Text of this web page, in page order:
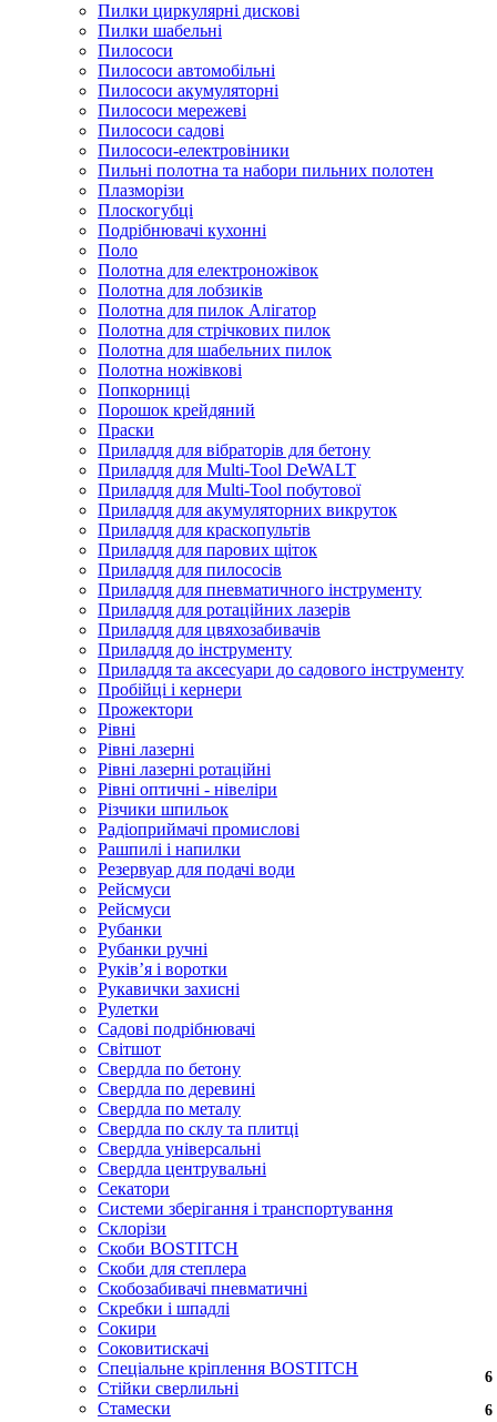
Пилки циркулярні дискові
Пилки шабельні
Пилососи
Пилососи автомобільні
Пилососи акумуляторні
Пилососи мережеві
Пилососи садові
Пилососи-електровіники
Пильні полотна та набори пильних полотен
Плазморізи
Плоскогубці
Подрібнювачі кухонні
Поло
Полотна для електроножівок
Полотна для лобзиків
Полотна для пилок Алігатор
Полотна для стрічкових пилок
Полотна для шабельних пилок
Полотна ножівкові
Попкорниці
Порошок крейдяний
Праски
Приладдя для вібраторів для бетону
Приладдя для Multi-Tool DeWALT
Приладдя для Multi-Tool побутової
Приладдя для акумуляторних викруток
Приладдя для краскопультів
Приладдя для парових щіток
Приладдя для пилососів
Приладдя для пневматичного інструменту
Приладдя для ротаційних лазерів
Приладдя для цвяхозабивачів
Приладдя до інструменту
Приладдя та аксесуари до садового інструменту
Пробійці і кернери
Прожектори
Рівні
Рівні лазерні
Рівні лазерні ротаційні
Рівні оптичні - нівеліри
Різчики шпильок
Радіоприймачі промислові
Рашпилі і напилки
Резервуар для подачі води
Рейсмуси
Рейсмуси
Рубанки
Рубанки ручні
Руківʼя і воротки
Рукавички захисні
Рулетки
Садові подрібнювачі
Світшот
Свердла по бетону
Свердла по деревині
Свердла по металу
Свердла по склу та плитці
Свердла універсальні
Свердла центрувальні
Секатори
Системи зберігання і транспортування
Склорізи
Скоби BOSTITCH
Скоби для степлера
Скобозабивачі пневматичні
Скребки і шпадлі
Сокири
Соковитискачі
Спеціальне кріплення BOSTITCH
Стійки сверлильні
Стамески
6
6
6
6
6
6
6
6
6
6
6
6
6
6
6
6
6
6
6
6
6
6
6
6
6
6
6
6
6
6
6
6
6
6
6
6
6
6
6
6
6
6
6
6
6
6
6
6